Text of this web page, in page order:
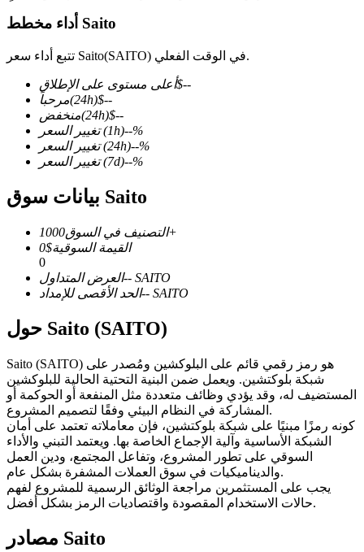
العقود الآجلة لـ COIN-M
TradFi
مشتقات الأسهم والعملات الأجنبية والمعادن الثمينة والسلع
العقود الآجلة USDC
العقود الآجلة باستخدام USDC كضمان
أداء مخطط Saito
تتبع أداء سعر Saito(SAITO) في الوقت الفعلي.
أعلى مستوى على الإطلاق$--
مرحباً
(24h)$--
منخفض
(24h)$--
تغيير السعر
(1h)--%
تغيير السعر
(24h)--%
تغيير السعر
(7d)--%
بيانات سوق Saito
التصنيف في السوق1000+
القيمة السوقية$
0
0
العرض المتداول-- SAITO
الحد الأقصى للإمداد-- SAITO
حول Saito (SAITO)
Saito (SAITO) هو رمز رقمي قائم على البلوكشين ومُصدر على
شبكة بلوكتشين. ويعمل ضمن البنية التحتية الحالية للبلوكشين
المستضيف له، وقد يؤدي وظائف متعددة مثل المنفعة أو الحوكمة أو
المشاركة في النظام البيئي وفقًا لتصميم المشروع.
كونه رمزًا مبنيًا على شبكة بلوكتشين، فإن معاملاته تعتمد على أمان
الشبكة الأساسية وآلية الإجماع الخاصة بها. ويعتمد التبني والأداء
السوقي على تطور المشروع، وتفاعل المجتمع، ودين العمل
والديناميكيات في سوق العملات المشفرة بشكل عام.
يجب على المستثمرين مراجعة الوثائق الرسمية للمشروع لفهم
حالات الاستخدام المقصودة واقتصاديات الرمز بشكل أفضل.
مصادر Saito